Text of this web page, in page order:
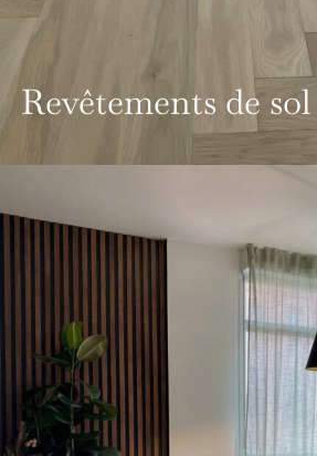
Revêtements de sol